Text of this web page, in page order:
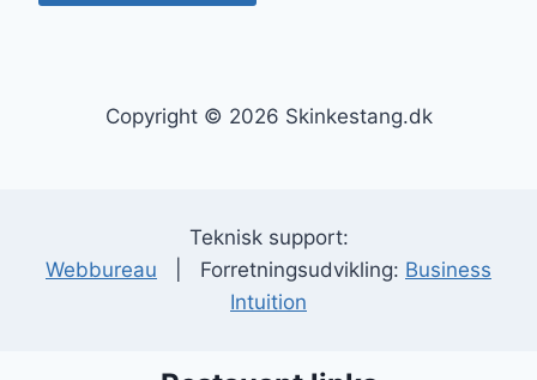
Copyright © 2026 Skinkestang.dk
Teknisk support:
Webbureau | Forretningsudvikling: Business
Intuition